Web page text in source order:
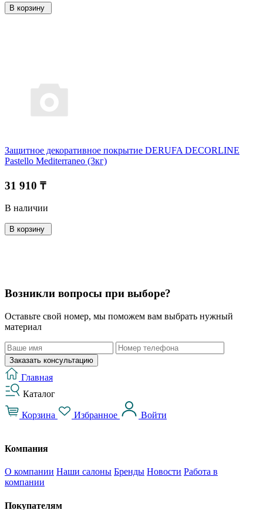
В корзину
Защитное декоративное покрытие DERUFA DECORLINE
Pastello Mediterraneo (3кг)
31 910 ₸
В наличии
В корзину
Возникли вопросы при выборе?
Оставьте свой номер, мы поможем вам выбрать нужный
материал
Заказать консультацию
Главная
Каталог
Корзина Избранное Войти
Компания
О компании Наши салоны Бренды Новости Работа в
компании
Покупателям